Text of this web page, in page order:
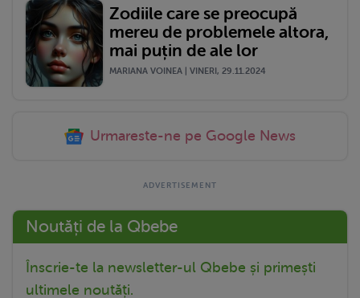
Zodiile care se preocupă
mereu de problemele altora,
mai puțin de ale lor
MARIANA VOINEA | VINERI, 29.11.2024
Urmareste-ne pe Google News
Noutăți de la Qbebe
Înscrie-te la newsletter-ul Qbebe și primești
ultimele noutăți.